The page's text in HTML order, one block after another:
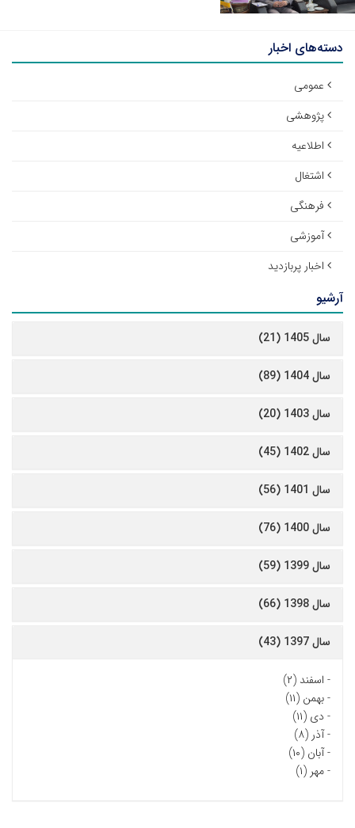
دسته‌های اخبار
عمومی
پژوهشی
اطلاعیه
اشتغال
فرهنگی
آموزشی
اخبار پربازدید
آرشیو
سال 1405 (21)
سال 1404 (89)
سال 1403 (20)
سال 1402 (45)
سال 1401 (56)
سال 1400 (76)
سال 1399 (59)
سال 1398 (66)
سال 1397 (43)
- اسفند (۲)
-بهمن (۱۱)
- دی (۱۱)
-آذر (۸)
-آبان (۱۰)
-مهر (۱)